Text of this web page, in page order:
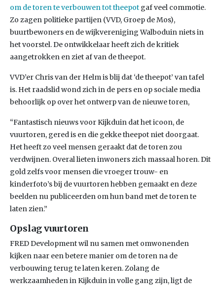
om de toren te verbouwen tot theepot gaf veel commotie.
Zo zagen politieke partijen (VVD, Groep de Mos),
buurtbewoners en de wijkvereniging Walboduin niets in
het voorstel. De ontwikkelaar heeft zich de kritiek
aangetrokken en ziet af van de theepot.
VVD’er Chris van der Helm is blij dat ‘de theepot’ van tafel
is. Het raadslid wond zich in de pers en op sociale media
behoorlijk op over het ontwerp van de nieuwe toren,
“Fantastisch nieuws voor Kijkduin dat het icoon, de
vuurtoren, gered is en die gekke theepot niet doorgaat.
Het heeft zo veel mensen geraakt dat de toren zou
verdwijnen. Overal lieten inwoners zich massaal horen. Dit
gold zelfs voor mensen die vroeger trouw- en
kinderfoto’s bij de vuurtoren hebben gemaakt en deze
beelden nu publiceerden om hun band met de toren te
laten zien.”
Opslag vuurtoren
FRED Development wil nu samen met omwonenden
kijken naar een betere manier om de toren na de
verbouwing terug te laten keren. Zolang de
werkzaamheden in Kijkduin in volle gang zijn, ligt de